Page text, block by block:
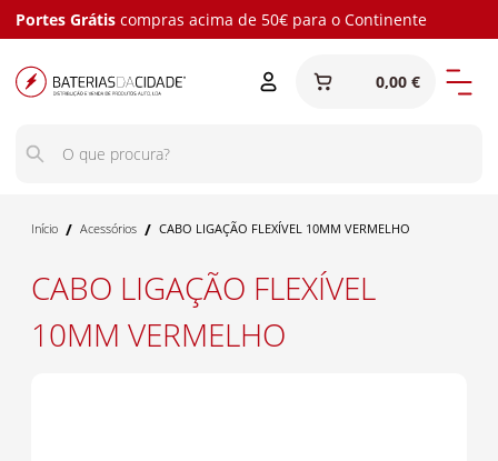
Portes Grátis compras acima de 50€ para o Continente
0,00 €
Início / Acessórios / CABO LIGAÇÃO FLEXÍVEL 10MM VERMELHO
CABO LIGAÇÃO FLEXÍVEL
10MM VERMELHO